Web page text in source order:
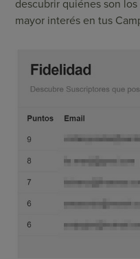
descubrir quiénes son
mayor interés en tus